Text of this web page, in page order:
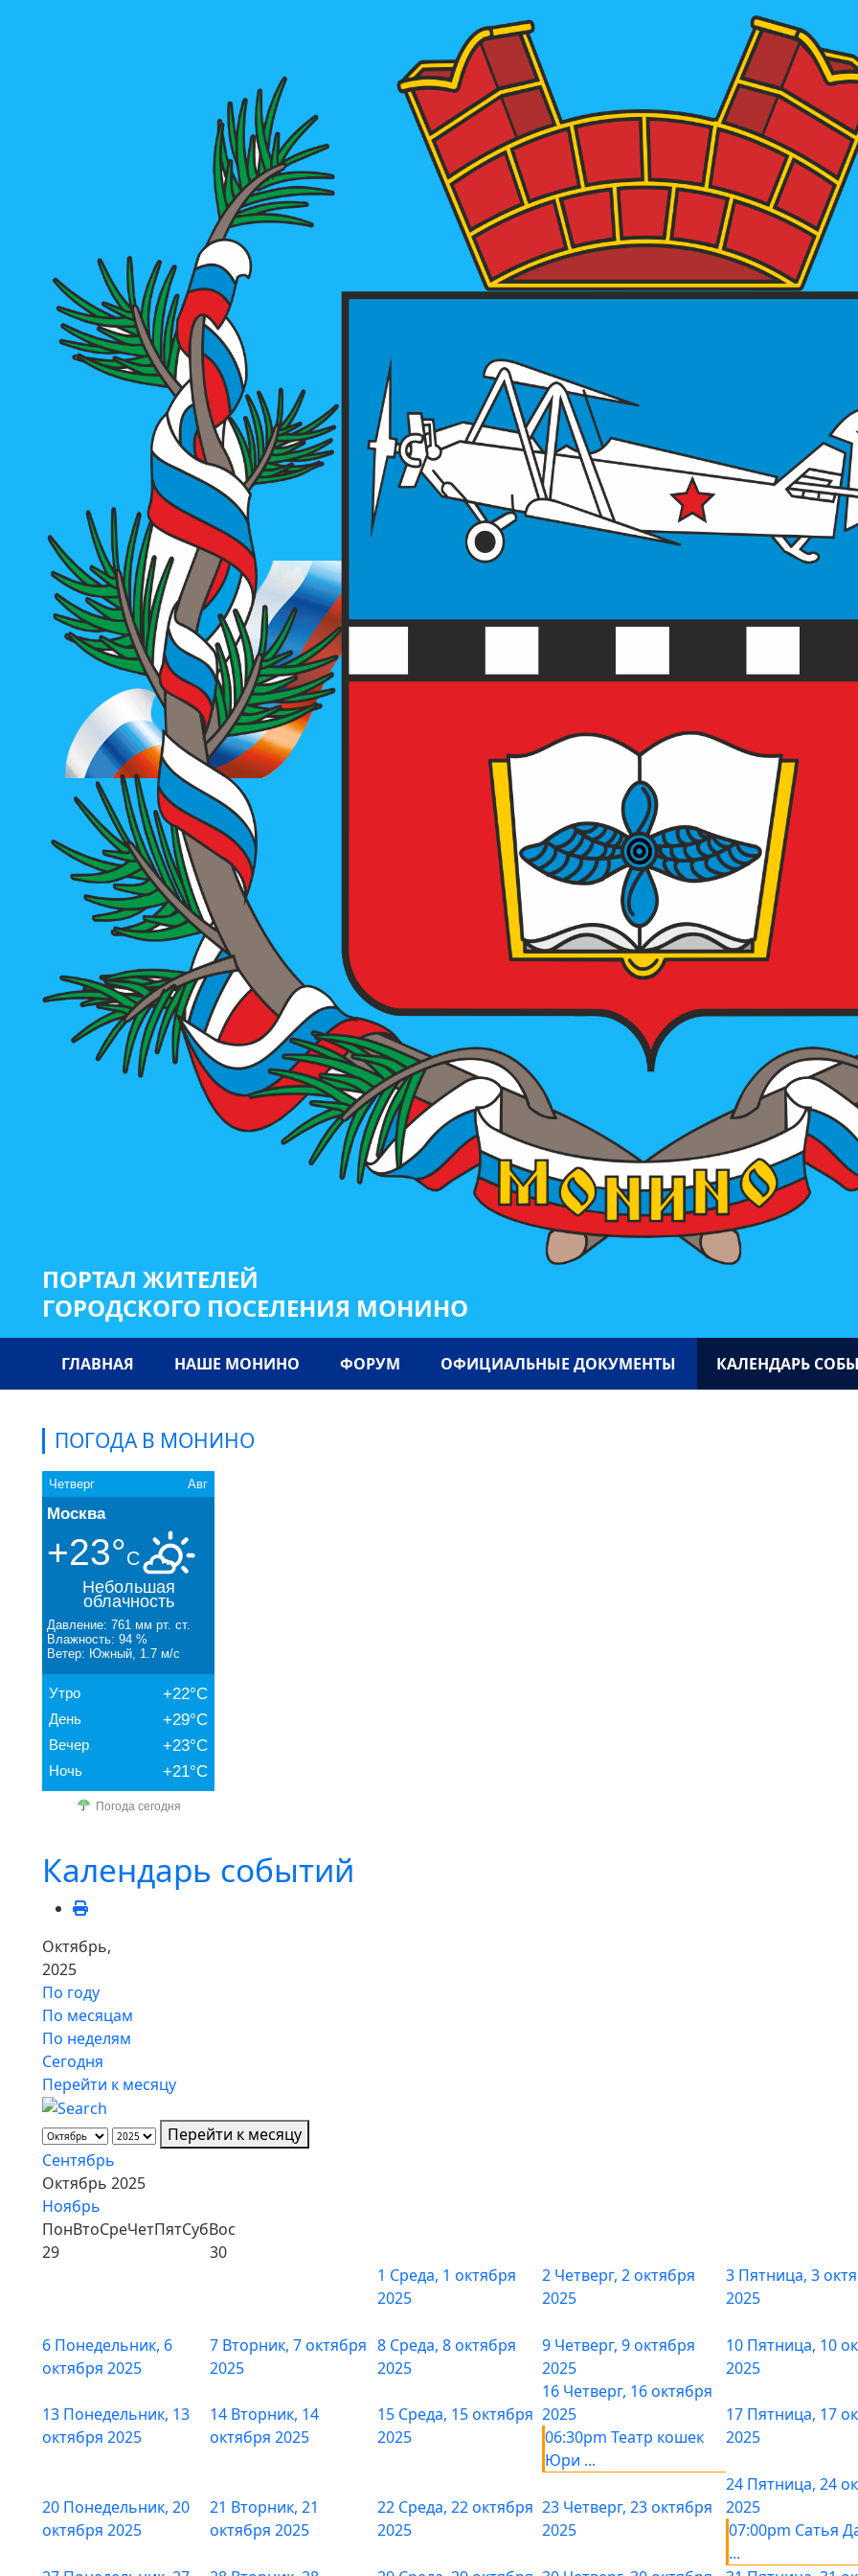
ПОРТАЛ ЖИТЕЛЕЙ
ГОРОДСКОГО ПОСЕЛЕНИЯ МОНИНО
ГЛАВНАЯ НАШЕ МОНИНО ФОРУМ ОФИЦИАЛЬНЫЕ ДОКУМЕНТЫ КАЛЕНДАРЬ
ПОГОДА В МОНИНО
Четверг Авг
Москва
+23°C
Небольшая
облачность
Давление: 761 мм рт. ст.
Влажность: 94 %
Ветер: Южный, 1.7 м/с
Утро +22°C
День +29°C
Вечер +23°C
Ночь +21°C
Погода сегодня
Календарь событий
Октябрь,
2025
По году
По месяцам
По неделям
Сегодня
Перейти к месяцу
Перейти к месяцу
Сентябрь
Октябрь 2025
Ноябрь
ПонВтоСреЧетПятСубВос
29
30
1 Среда, 1 октября
2025
2 Четверг, 2 октября
2025
3 Пятница, 3
2025
6 Понедельник, 6
октября 2025
7 Вторник, 7 октября
2025
8 Среда, 8 октября
2025
9 Четверг, 9 октября
2025
10 Пятница, 10
2025
13 Понедельник, 13
октября 2025
14 Вторник, 14
октября 2025
15 Среда, 15 октября
2025
16 Четверг, 16 октября
2025
06:30pm Театр кошек
Юри ...
17 Пятница, 17
2025
20 Понедельник, 20
октября 2025
21 Вторник, 21
октября 2025
22 Среда, 22 октября
2025
23 Четверг, 23 октября
2025
24 Пятница, 24
2025
07:00pm Сатья
...